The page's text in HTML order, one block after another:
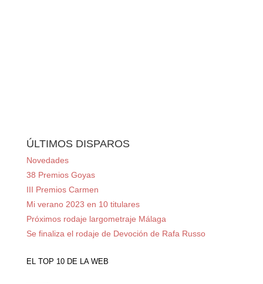
ÚLTIMOS DISPAROS
Novedades
38 Premios Goyas
III Premios Carmen
Mi verano 2023 en 10 titulares
Próximos rodaje largometraje Málaga
Se finaliza el rodaje de Devoción de Rafa Russo
EL TOP 10 DE LA WEB